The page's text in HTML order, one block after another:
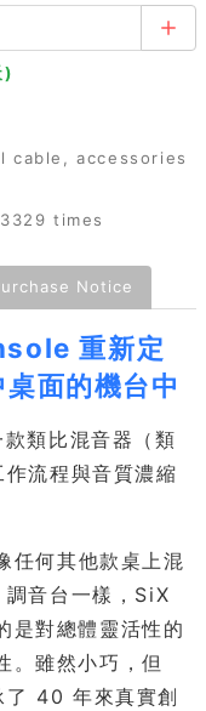
)
cable, accessories
times
Notice
重新定
面的機台中
類比混音器（類
流程與音質濃縮
任何其他款桌上混
音台一樣，SiX
是對總體靈活性的
。雖然小巧，但
了 40 年來真實創